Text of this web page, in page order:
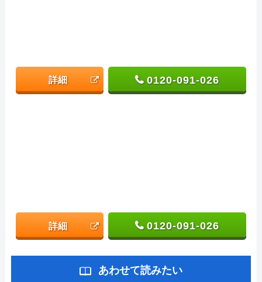
詳細 0120-091-026
詳細 0120-091-026
あわせて読みたい